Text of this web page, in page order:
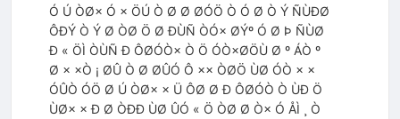
Ó Ú ÒØ× Ó × ÖÚ Ò Ø Ø ØÓÖ Ò Ó Ø Ò Ý ÑÙÐØ
ÔÐÝ Ò Ý Ø ÒØ Ö Ø ÐÙÑ ÒÓ× ØÝº Ó Ø Þ ÑÙØ
Ð « ÖÌ ÒÙÑ Ð ÔØÓÒ× Ò Ö ÓÒ×ØÖÙ Ø º ÁÒ º
Ø × ×Ò ¡ ØÛ Ò Ø ØÛÓ Ô ×× ÒØÖ ÙØ ÓÒ × ×
ÓÛÒ ÓÖ Ø Ú ÒØ× × Ü ÔØ Ø Ð ÔØÓÒ Ò ÙÐ Ö
ÙØ× × Ð Ø ÒÐÐ ÙØ ÛÓ « Ö ÒØ Ø Ò× Ó ÅÌ ¸ Ò